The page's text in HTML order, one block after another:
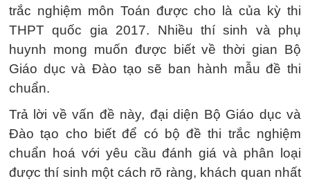
trắc nghiệm môn Toán được cho là của kỳ thi
THPT quốc gia 2017. Nhiều thí sinh và phụ
huynh mong muốn được biết về thời gian Bộ
Giáo dục và Đào tạo sẽ ban hành mẫu đề thi
chuẩn.
Trả lời về vấn đề này, đại diện Bộ Giáo dục và
Đào tạo cho biết để có bộ đề thi trắc nghiệm
chuẩn hoá với yêu cầu đánh giá và phân loại
được thí sinh một cách rõ ràng, khách quan nhất